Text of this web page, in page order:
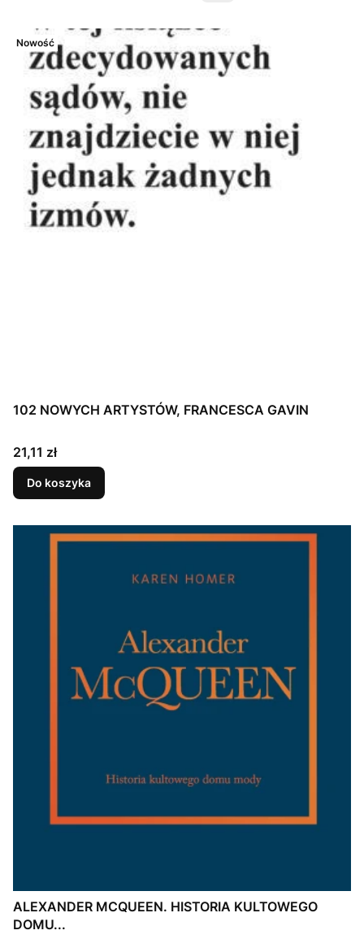
Nowość
102 NOWYCH ARTYSTÓW, FRANCESCA GAVIN
Cena
21,11 zł
Do koszyka
ALEXANDER MCQUEEN. HISTORIA KULTOWEGO
DOMU...